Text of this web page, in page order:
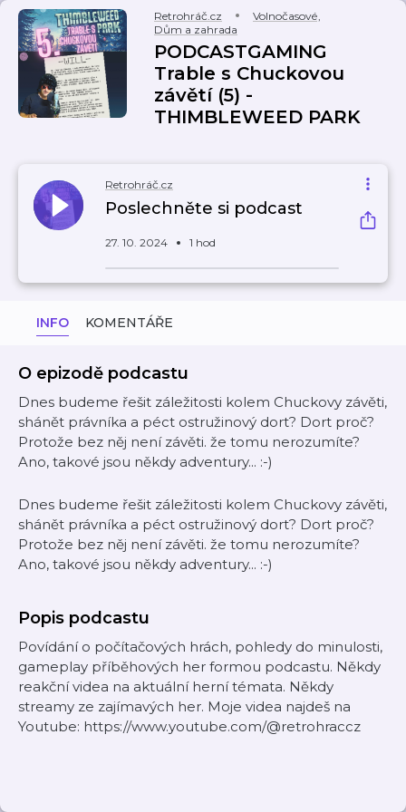
Retrohráč.cz Volnočasové,
Dům a zahrada
PODCASTGAMING
Trable s Chuckovou
závětí (5) -
THIMBLEWEED PARK
Retrohráč.cz
Poslechněte si podcast
27. 10. 2024 1 hod
INFO KOMENTÁŘE
O epizodě podcastu
Dnes budeme řešit záležitosti kolem Chuckovy závěti,
shánět právníka a péct ostružinový dort? Dort proč?
Protože bez něj není závěti. že tomu nerozumíte?
Ano, takové jsou někdy adventury... :-)
Dnes budeme řešit záležitosti kolem Chuckovy závěti,
shánět právníka a péct ostružinový dort? Dort proč?
Protože bez něj není závěti. že tomu nerozumíte?
Ano, takové jsou někdy adventury... :-)
Popis podcastu
Povídání o počítačových hrách, pohledy do minulosti,
gameplay příběhových her formou podcastu. Někdy
reakční videa na aktuální herní témata. Někdy
streamy ze zajímavých her. Moje videa najdeš na
Youtube: https://www.youtube.com/@retrohraccz